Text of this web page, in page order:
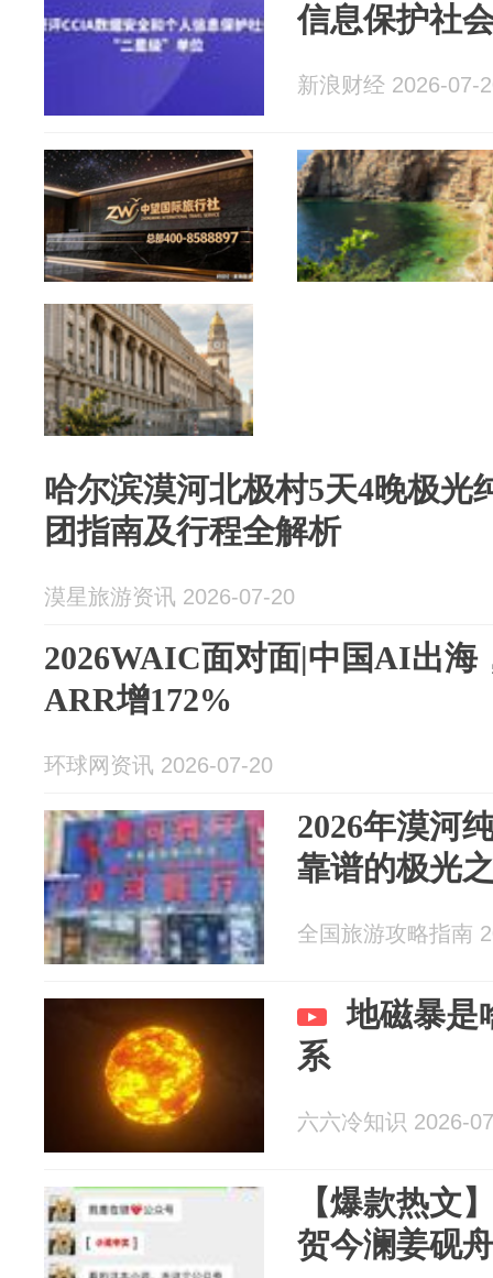
信息保护社
新浪财经 2026-07-
哈尔滨漠河北极村5天4晚极光
团指南及行程全解析
漠星旅游资讯 2026-07-20
2026WAIC面对面|中国AI出海
ARR增172%
环球网资讯 2026-07-20
2026年漠河
靠谱的极光
全国旅游攻略指南
地磁暴是
系
六六冷知识 2026-
【爆款热文
贺今澜姜砚